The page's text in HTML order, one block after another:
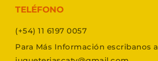
TELÉFONO
(+54) 11 6197 0057
Para Más Información escribanos a